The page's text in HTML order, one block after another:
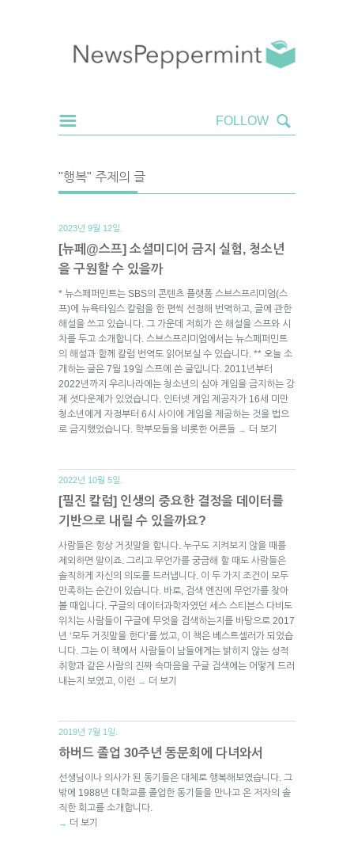
"행복" 주제의 글
2023년 9월 12일.
[뉴페@스프] 소셜미디어 금지 실험, 청소년
을 구원할 수 있을까
* 뉴스페퍼민트는 SBS의 콘텐츠 플랫폼 스브스프리미엄(스
프)에 뉴욕타임스 칼럼을 한 편씩 선정해 번역하고, 글에 관한
해설을 쓰고 있습니다. 그 가운데 저희가 쓴 해설을 스프와 시
차를 두고 소개합니다. 스브스프리미엄에서는 뉴스페퍼민트
의 해설과 함께 칼럼 번역도 읽어보실 수 있습니다. ** 오늘 소
개하는 글은 7월 19일 스프에 쓴 글입니다. 2011년부터
2022년까지 우리나라에는 청소년의 심야 게임을 금지하는 강
제 셧다운제가 있었습니다. 인터넷 게임 제공자가 16세 미만
청소년에게 자정부터 6시 사이에 게임을 제공하는 것을 법으
로 금지했었습니다. 학부모들을 비롯한 어른들 → 더 보기
2022년 10월 5일.
[필진 칼럼] 인생의 중요한 결정을 데이터를
기반으로 내릴 수 있을까요?
사람들은 항상 거짓말을 합니다. 누구도 지켜보지 않을 때를
제외하면 말이죠. 그리고 무언가를 궁금해 할 때도 사람들은
솔직하게 자신의 의도를 드러냅니다. 이 두 가지 조건이 모두
만족하는 순간이 있습니다. 바로, 검색 엔진에 무언가를 찾아
볼 때입니다. 구글의 데이터과학자였던 세스 스티븐스 다비도
위치는 사람들이 구글에 무엇을 검색하는지를 바탕으로 2017
년 ‘모두 거짓말을 한다’를 썼고, 이 책은 베스트셀러가 되었습
니다. 그는 이 책에서 사람들이 남들에게는 밝히지 않는 성적
취향과 같은 사람의 진짜 속마음을 구글 검색에는 어떻게 드러
내는지 보였고, 이런 → 더 보기
2019년 7월 1일.
하버드 졸업 30주년 동문회에 다녀와서
선생님이나 의사가 된 동기들은 대체로 행복해보였습니다. 그
밖에 1988년 대학교를 졸업한 동기들을 만나고 온 저자의 솔
직한 회고를 소개합니다.
→ 더 보기